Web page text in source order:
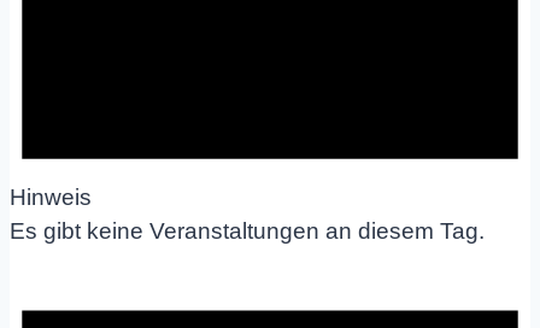
Hinweis
Es gibt keine Veranstaltungen an diesem Tag.